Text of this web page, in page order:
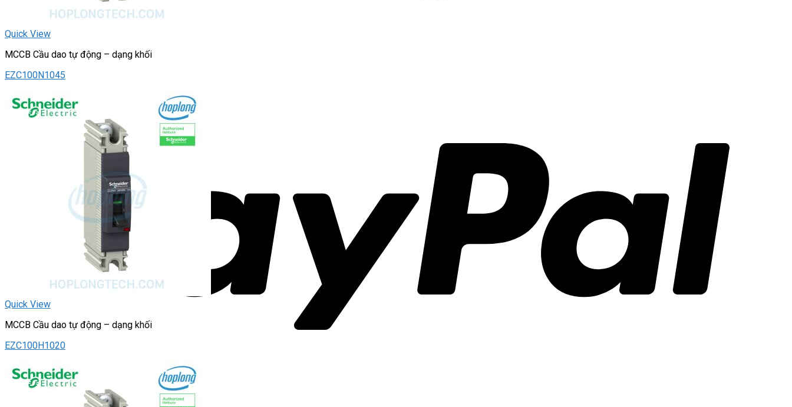
Quick View
MCCB Cầu dao tự động – dạng khối
EZC100N1045
Quick View
MCCB Cầu dao tự động – dạng khối
EZC100H1020